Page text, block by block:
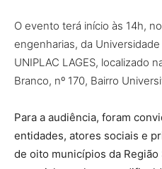
O evento terá início às 14h,
engenharias, da
UNIPLAC LAGES, localizado
Branco, nº 170, Bairro
Para a audiência, foram
entidades, atores sociais e
de oito municípios da Região